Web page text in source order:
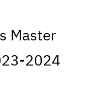
Master
2024